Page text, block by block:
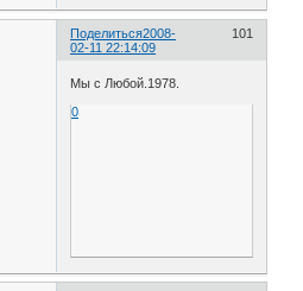
Поделиться 101
2008-
02-11 22:14:09
Мы с Любой.1978.
0